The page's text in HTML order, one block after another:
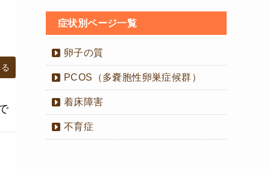
症状別ページ一覧
卵子の質
PCOS（多嚢胞性卵巣症候群）
着床障害
不育症